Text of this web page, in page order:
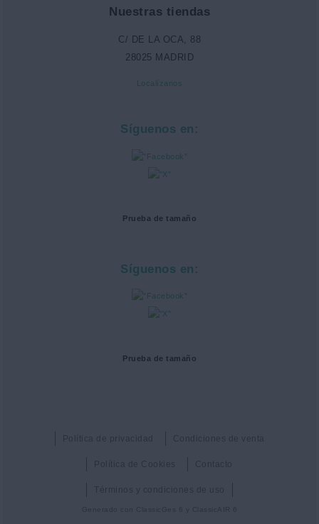
Nuestras tiendas
C/ DE LA OCA, 88
28025 MADRID
Localízanos
Síguenos en:
Prueba de tamaño
Síguenos en:
Prueba de tamaño
Política de privacidad Condiciones de venta
Política de Cookies Contacto
Términos y condiciones de uso